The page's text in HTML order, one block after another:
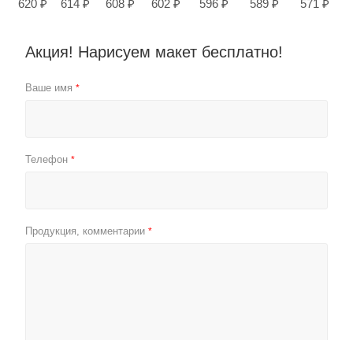
620 ₽
614 ₽
608 ₽
602 ₽
596 ₽
589 ₽
571 ₽
Акция! Нарисуем макет бесплатно!
Ваше имя *
Телефон *
Продукция, комментарии *